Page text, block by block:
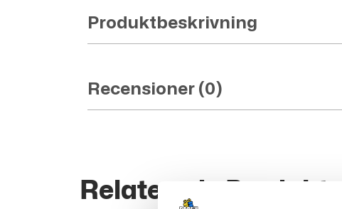
Produktbeskrivning
Recensioner (0)
Relaterade Produkter